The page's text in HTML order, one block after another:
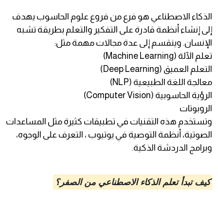
الذكاء الاصطناعي هو فرع من فروع علوم الحاسوب يهدف
إلى إنشاء أنظمة قادرة على التفكير والتعلم بطريقة تشبه
الإنسان. وينقسم إلى عدة مجالات مهمة مثل:
تعلم الآلة (Machine Learning)
التعلم العميق (Deep Learning)
معالجة اللغة الطبيعية (NLP)
الرؤية الحاسوبية (Computer Vision)
الروبوتات
وتستخدم هذه التقنيات في تطبيقات كثيرة مثل المساعدات
الصوتية، أنظمة التوصية في يوتيوب ، التعرف على الوجوه،
وبرامج الدردشة الذكية.
كيف تبدأ تعلم الذكاء الاصطناعي من الصفر؟